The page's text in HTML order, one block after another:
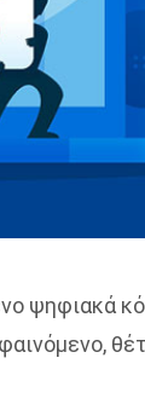
ψηφιακά